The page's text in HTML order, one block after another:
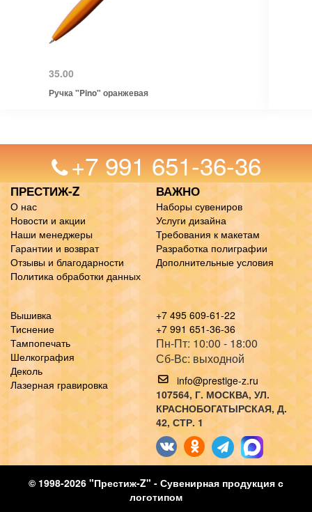
35.00
Ручка "Pino" оранжевая
+7 991 651-36-36
ПРЕСТИЖ-Z
О нас
Новости и акции
Наши менеджеры
Гарантии и возврат
Отзывы и благодарности
Политика обработки данных
ВАЖНО
Наборы сувениров
Услуги дизайна
Требования к макетам
Разработка полиграфии
Дополнительные условия
Вышивка
Тиснение
Тампопечать
Шелкография
Деколь
Лазерная гравировка
+7 495 609-61-22
+7 991 651-36-36
Пн-Пт: 10:00 - 18:00
Сб-Вс: выходной
info@prestige-z.ru
107564, Г. МОСКВА, УЛ.
КРАСНОБОГАТЫРСКАЯ, Д.
42, СТР. 1
© 1998-2026 "Престиж-Z" - Сувенирная продукция с
логотипом